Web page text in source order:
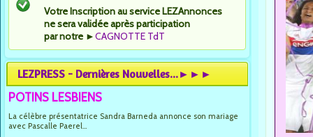
Votre Inscription au service LEZAnnonces
ne sera validée après participation
par notre ►CAGNOTTE TdT
LEZPRESS - Dernières Nouvelles...►►►
POTINS LESBIENS
La célèbre présentatrice Sandra Barneda annonce son mariage
avec Pascalle Paerel...